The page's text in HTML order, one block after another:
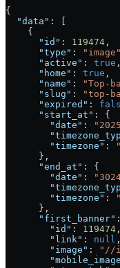
{
  "data"
: [
    {
      "id"
: 119474 ,
      "type"
: "image"
      "active"
: true ,
      "home"
: true ,
      "name"
: "Top-
      "slug"
: "top-
      "expired"
:
      "start_at"
: {
        "date"
:
        "timezone"
:
      },
      "end_at"
: {
        "date"
:
        "timezone"
:
      },
      "first_banner"
        "id"
: 119474 ,
        "link"
: null ,
        "image"
:
"//